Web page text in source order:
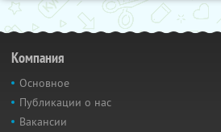
Компания
Основное
Публикации о нас
Вакансии